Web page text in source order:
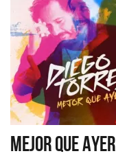
MEJOR QUE AYER